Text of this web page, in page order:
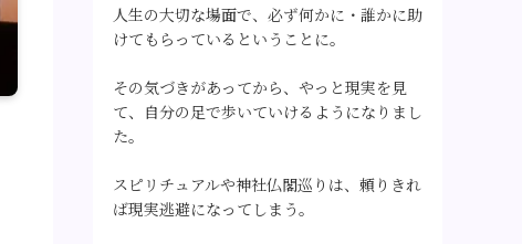
人生の大切な場面で、必ず何かに・誰かに助
けてもらっているということに。
その気づきがあってから、やっと現実を見
て、自分の足で歩いていけるようになりまし
た。
スピリチュアルや神社仏閣巡りは、頼りきれ
ば現実逃避になってしまう。